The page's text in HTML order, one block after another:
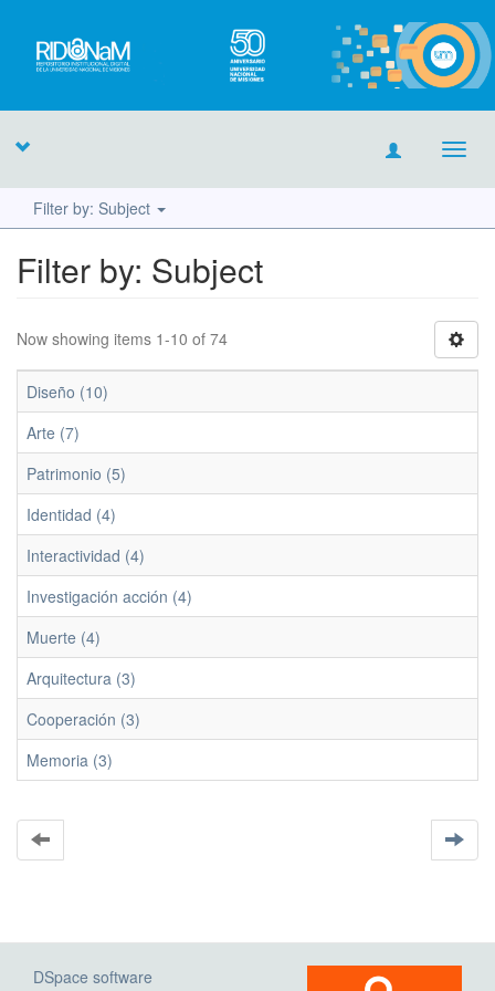
Filter by: Subject
Filter by: Subject
Now showing items 1-10 of 74
Diseño (10)
Arte (7)
Patrimonio (5)
Identidad (4)
Interactividad (4)
Investigación acción (4)
Muerte (4)
Arquitectura (3)
Cooperación (3)
Memoria (3)
DSpace software